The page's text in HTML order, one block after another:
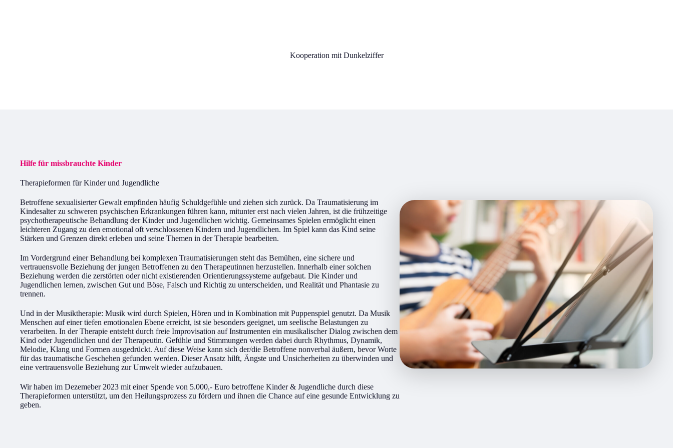
Kooperation mit Dunkelziffer
Hilfe für missbrauchte Kinder
Therapieformen für Kinder und Jugendliche
Betroffene sexualisierter Gewalt empfinden häufig Schuldgefühle und ziehen sich zurück. Da Traumatisierung im
Kindesalter zu schweren psychischen Erkrankungen führen kann, mitunter erst nach vielen Jahren, ist die frühzeitige
psychotherapeutische Behandlung der Kinder und Jugendlichen wichtig. Gemeinsames Spielen ermöglicht einen
leichteren Zugang zu den emotional oft verschlossenen Kindern und Jugendlichen. Im Spiel kann das Kind seine
Stärken und Grenzen direkt erleben und seine Themen in der Therapie bearbeiten.
Im Vordergrund einer Behandlung bei komplexen Traumatisierungen steht das Bemühen, eine sichere und
vertrauensvolle Beziehung der jungen Betroffenen zu den Therapeutinnen herzustellen. Innerhalb einer solchen
Beziehung werden die zerstörten oder nicht existierenden Orientierungssysteme aufgebaut. Die Kinder und
Jugendlichen lernen, zwischen Gut und Böse, Falsch und Richtig zu unterscheiden, und Realität und Phantasie zu
trennen.
Und in der Musiktherapie: Musik wird durch Spielen, Hören und in Kombination mit Puppenspiel genutzt. Da Musik
Menschen auf einer tiefen emotionalen Ebene erreicht, ist sie besonders geeignet, um seelische Belastungen zu
verarbeiten. In der Therapie entsteht durch freie Improvisation auf Instrumenten ein musikalischer Dialog zwischen dem
Kind oder Jugendlichen und der Therapeutin. Gefühle und Stimmungen werden dabei durch Rhythmus, Dynamik,
Melodie, Klang und Formen ausgedrückt. Auf diese Weise kann sich der/die Betroffene nonverbal äußern, bevor Worte
für das traumatische Geschehen gefunden werden. Dieser Ansatz hilft, Ängste und Unsicherheiten zu überwinden und
eine vertrauensvolle Beziehung zur Umwelt wieder aufzubauen.
Wir haben im Dezemeber 2023 mit einer Spende von 5.000,- Euro betroffene Kinder & Jugendliche durch diese
Therapieformen unterstützt, um den Heilungsprozess zu fördern und ihnen die Chance auf eine gesunde Entwicklung zu
geben.